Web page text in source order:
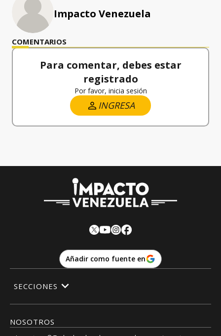
Impacto Venezuela
COMENTARIOS
Para comentar, debes estar
registrado
Por favor, inicia sesión
INGRESA
Añadir como fuente en
NOSOTROS
SECCIONES